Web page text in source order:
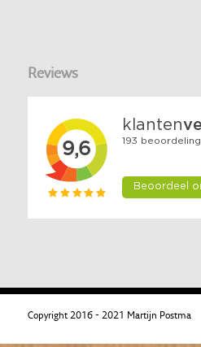
Reviews
Copyright 2016 - 2021 Martijn Postma